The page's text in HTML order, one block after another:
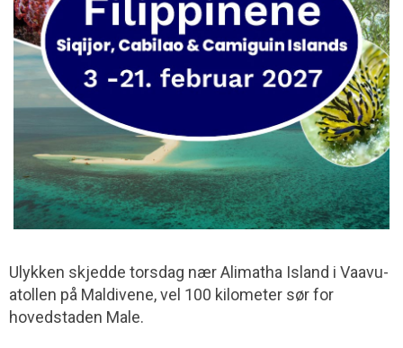
Ulykken skjedde torsdag nær Alimatha Island i Vaavu-
atollen på Maldivene, vel 100 kilometer sør for
hovedstaden Male.